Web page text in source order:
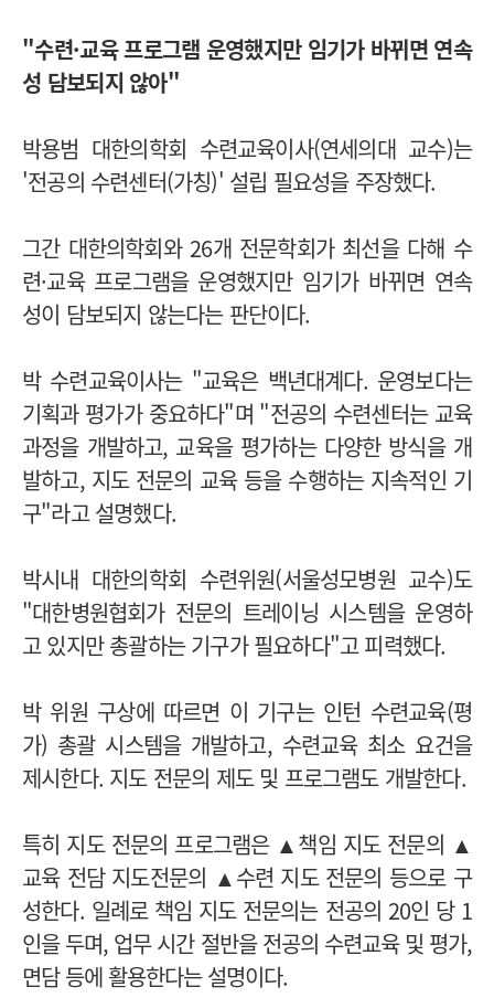
"수련·교육 프로그램 운영했지만 임기가 바뀌면 연속
성 담보되지 않아"
박용범 대한의학회 수련교육이사(연세의대 교수)는
'전공의 수련센터(가칭)' 설립 필요성을 주장했다.
그간 대한의학회와 26개 전문학회가 최선을 다해 수
련·교육 프로그램을 운영했지만 임기가 바뀌면 연속
성이 담보되지 않는다는 판단이다.
박 수련교육이사는 "교육은 백년대계다. 운영보다는
기획과 평가가 중요하다"며 "전공의 수련센터는 교육
과정을 개발하고, 교육을 평가하는 다양한 방식을 개
발하고, 지도 전문의 교육 등을 수행하는 지속적인 기
구"라고 설명했다.
박시내 대한의학회 수련위원(서울성모병원 교수)도
"대한병원협회가 전문의 트레이닝 시스템을 운영하
고 있지만 총괄하는 기구가 필요하다"고 피력했다.
박 위원 구상에 따르면 이 기구는 인턴 수련교육(평
가) 총괄 시스템을 개발하고, 수련교육 최소 요건을
제시한다. 지도 전문의 제도 및 프로그램도 개발한다.
특히 지도 전문의 프로그램은 ▲책임 지도 전문의 ▲
교육 전담 지도전문의 ▲수련 지도 전문의 등으로 구
성한다. 일례로 책임 지도 전문의는 전공의 20인 당 1
인을 두며, 업무 시간 절반을 전공의 수련교육 및 평가,
면담 등에 활용한다는 설명이다.